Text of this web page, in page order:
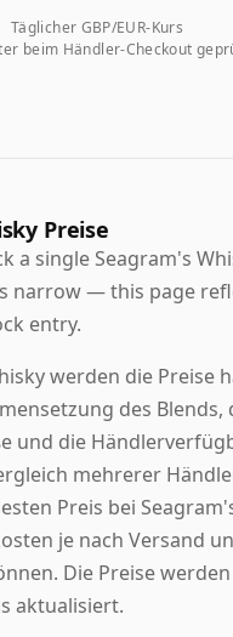
Täglicher GBP/EUR-Kurs
beim Händler-Checkout
Preise
a single Seagram's
narrow — this page
entry.
werden die Preise
des Blends,
und die
mehrerer
Preis bei
je nach Versand
Die Preise
aktualisiert.